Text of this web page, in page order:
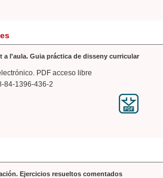
a l'aula. Guia práctica de disseny curricular
PDF acceso libre
84-1396-436-2
Ejercicios resueltos comentados